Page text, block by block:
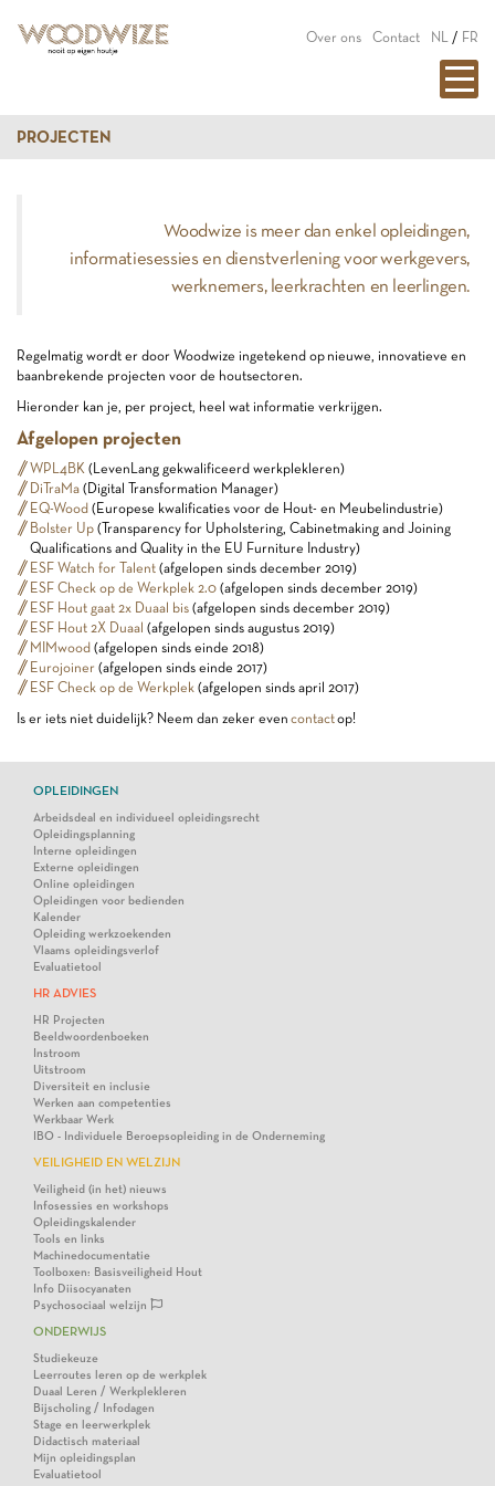
Over ons Contact NL / FR
PROJECTEN
Woodwize is meer dan enkel opleidingen,
informatiesessies en dienstverlening voor werkgevers,
werknemers, leerkrachten en leerlingen.
Regelmatig wordt er door Woodwize ingetekend op nieuwe, innovatieve en
baanbrekende projecten voor de houtsectoren.
Hieronder kan je, per project, heel wat informatie verkrijgen.
Afgelopen projecten
WPL4BK (LevenLang gekwalificeerd werkplekleren)
DiTraMa (Digital Transformation Manager)
EQ-Wood (Europese kwalificaties voor de Hout- en Meubelindustrie)
Bolster Up (Transparency for Upholstering, Cabinetmaking and Joining
Qualifications and Quality in the EU Furniture Industry)
ESF Watch for Talent (afgelopen sinds december 2019)
ESF Check op de Werkplek 2.0 (afgelopen sinds december 2019)
ESF Hout gaat 2x Duaal bis (afgelopen sinds december 2019)
ESF Hout 2X Duaal (afgelopen sinds augustus 2019)
MIMwood (afgelopen sinds einde 2018)
Eurojoiner (afgelopen sinds einde 2017)
ESF Check op de Werkplek (afgelopen sinds april 2017)
Is er iets niet duidelijk? Neem dan zeker even contactop!
OPLEIDINGEN
Arbeidsdeal en individueel opleidingsrecht
Opleidingsplanning
Interne opleidingen
Externe opleidingen
Online opleidingen
Opleidingen voor bedienden
Kalender
Opleiding werkzoekenden
Vlaams opleidingsverlof
Evaluatietool
HR ADVIES
HR Projecten
Beeldwoordenboeken
Instroom
Uitstroom
Diversiteit en inclusie
Werken aan competenties
Werkbaar Werk
IBO - Individuele Beroepsopleiding in de Onderneming
VEILIGHEID EN WELZIJN
Veiligheid (in het) nieuws
Infosessies en workshops
Opleidingskalender
Tools en links
Machinedocumentatie
Toolboxen: Basisveiligheid Hout
Info Diisocyanaten
Psychosociaal welzijn
ONDERWIJS
Studiekeuze
Leerroutes leren op de werkplek
Duaal Leren / Werkplekleren
Bijscholing / Infodagen
Stage en leerwerkplek
Didactisch materiaal
Mijn opleidingsplan
Evaluatietool